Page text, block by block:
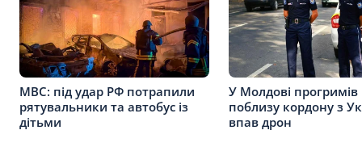
МВС: під удар РФ потрапили
рятувальники та автобус із
дітьми
У Молдові прогримів
поблизу кордону з
впав дрон